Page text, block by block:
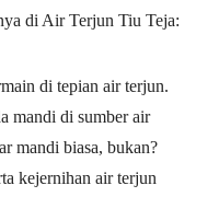
di Air Terjun Tiu Teja:
di tepian air terjun.
mandi di sumber air
mandi biasa, bukan?
kejernihan air terjun